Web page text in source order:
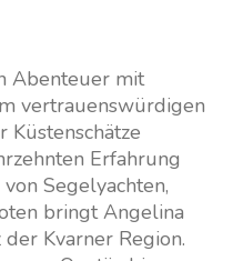
Abenteuer mit
vertrauenswürdigen
Küstenschätze
Erfahrung
Segelyachten,
bringt Angelina
Kvarner Region.